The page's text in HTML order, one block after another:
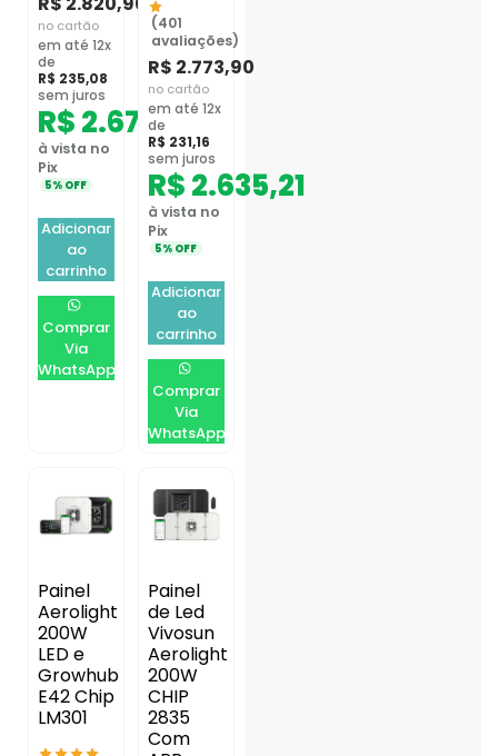
no cartão
em até 12x
de
R$ 235,08
sem juros
R$2.679,86
à vista no
Pix
5% OFF
Adicionar
ao
carrinho
Comprar
Via
WhatsApp
(401
avaliações)
R$ 2.773,90
no cartão
em até 12x
de
R$ 231,16
sem juros
R$2.635,21
à vista no
Pix
5% OFF
Adicionar
ao
carrinho
Comprar
Via
WhatsApp
Painel
Aerolight
200W
LED e
Growhub
E42 Chip
LM301
Painel
de Led
Vivosun
Aerolight
200W
CHIP
2835
Com